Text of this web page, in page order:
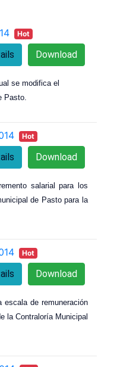
Hot
Download
se modifica el
Pasto.
Hot
Download
salarial para los
de Pasto para la
Hot
Download
escala de remuneración
la Contraloría Municipal